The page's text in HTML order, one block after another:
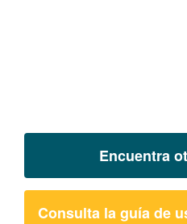
Encuentra
Consulta la guía de